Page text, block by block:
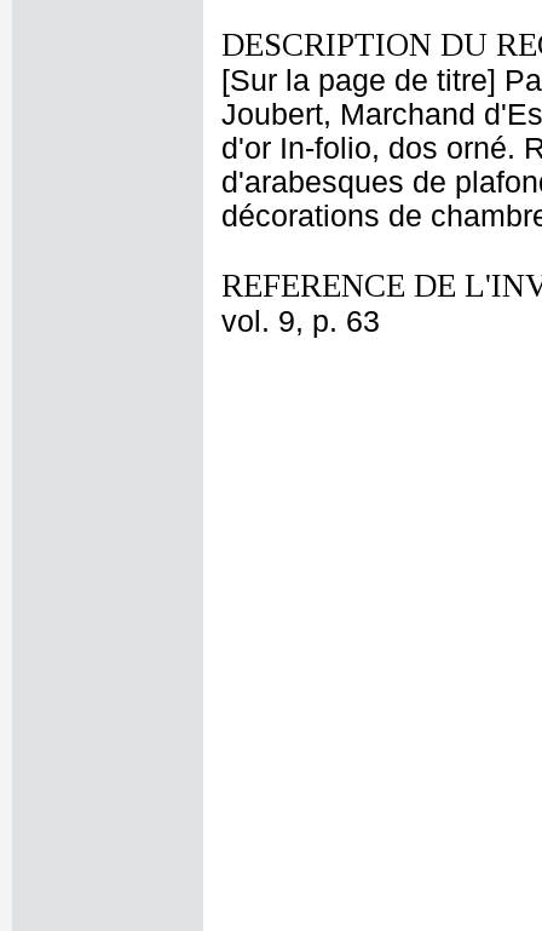
DESCRIPTION DU
[Sur la page de titre]
Joubert, Marchand
d'or In-folio, dos orné.
d'arabesques de
décorations de
REFERENCE DE
vol. 9, p. 63